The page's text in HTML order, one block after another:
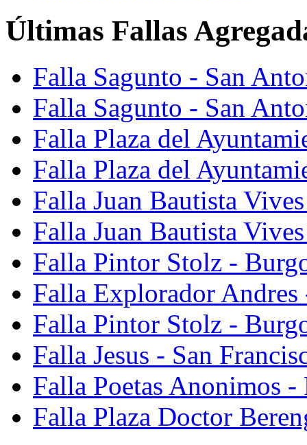
Últimas Fallas
Falla Sagunto - San
Falla Sagunto - San
Falla Plaza del
Falla Plaza del
Falla Juan Bautista
Falla Juan Bautista
Falla Pintor Stolz -
Falla Explorador Andres
Falla Pintor Stolz -
Falla Jesus - San
Falla Poetas Anonimos
Falla Plaza Doctor